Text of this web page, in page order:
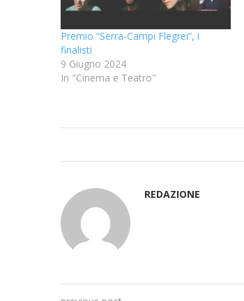
Premio “Serra-Campi Flegrei”, i
finalisti
9 Giugno 2024
In "Cinema e Teatro"
REDAZIONE